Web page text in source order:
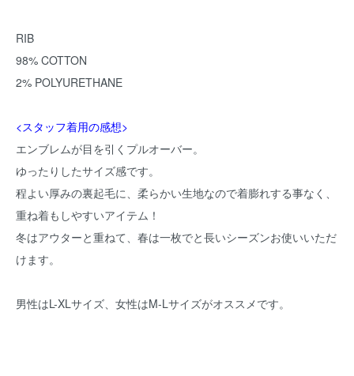
RIB
98% COTTON
2% POLYURETHANE
<スタッフ着用の感想>
エンブレムが目を引くプルオーバー。
ゆったりしたサイズ感です。
程よい厚みの裏起毛に、柔らかい生地なので着膨れする事なく、
重ね着もしやすいアイテム！
冬はアウターと重ねて、春は一枚でと長いシーズンお使いいただ
けます。
男性はL-XLサイズ、女性はM-Lサイズがオススメです。